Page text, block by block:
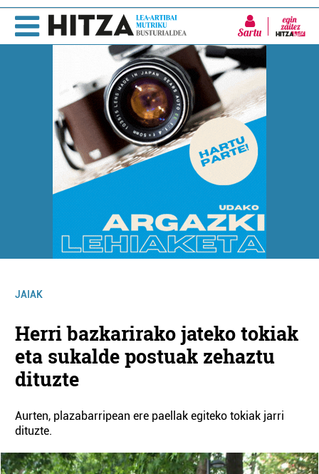
Sartu
JAIAK
Herri bazkarirako jateko tokiak
eta sukalde postuak zehaztu
dituzte
Aurten, plazabarripean ere paellak egiteko tokiak jarri
dituzte.